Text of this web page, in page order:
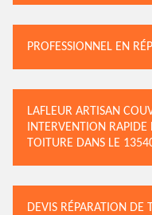
PROFESSIONNEL EN
LAFLEUR ARTISAN
INTERVENTION
TOITURE DANS LE
DEVIS RÉPARATION DE